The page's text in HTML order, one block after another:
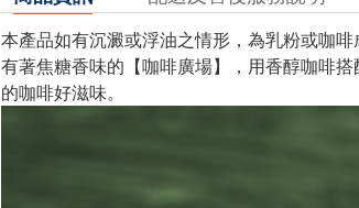
本產品如有沉澱或浮油之情形，為乳粉或咖啡
有著焦糖香味的【咖啡廣場】，用香醇咖啡
的咖啡好滋味。